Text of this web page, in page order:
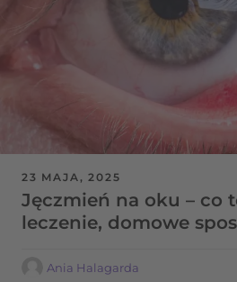
23 MAJA, 2025
Jęczmień na oku – co
leczenie, domowe
Ania Halagarda